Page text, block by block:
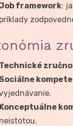
framework:
príklady
Technické
Konceptuálne
neistotou.